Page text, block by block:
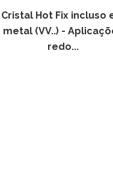
Cristal Hot Fix incluso
metal (VV..) -
redo...